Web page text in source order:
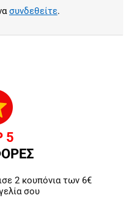
συνδεθείτε.
5
2 κουπόνια των 6€
σου